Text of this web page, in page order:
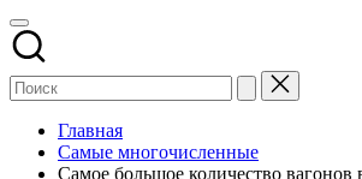
Главная
Самые многочисленные
Самое большое количество